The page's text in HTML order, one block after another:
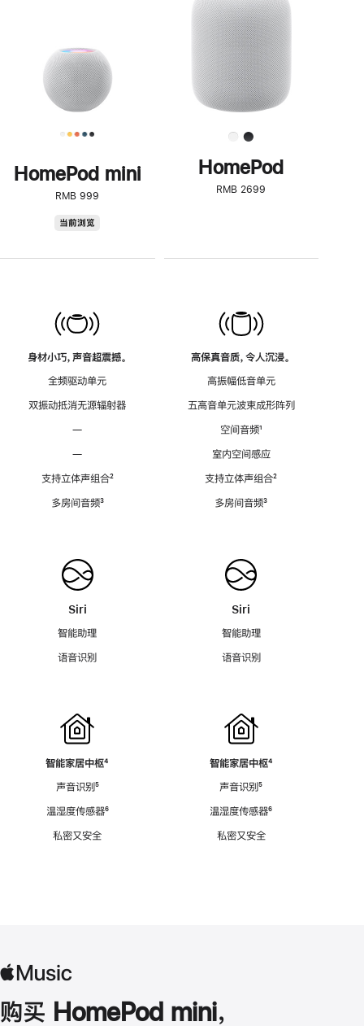
HomePod mini
RMB 999
当前浏览
身材小巧，声音超震撼。
全频驱动单元
双振动抵消无源辐射器
—
—
支持立体声组合脚
²
多房间音频脚
³
Siri
智能助理
语音识别
智能家居中枢脚
⁴
声音识别脚
⁵
温湿度传感器脚
⁶
私密又安全
了
解
HomePod<
HomePod
RMB 2699
高保真音质，令人沉浸。
高振幅低音单元
五高音单元波束成形阵列
空间音频脚
¹
室内空间感应
支持立体声组合脚
²
多房间音频脚
³
Siri
智能助理
语音识别
智能家居中枢脚
⁴
声音识别脚
⁵
温湿度传感器脚
⁶
私密又安全
购买 HomePod mini，